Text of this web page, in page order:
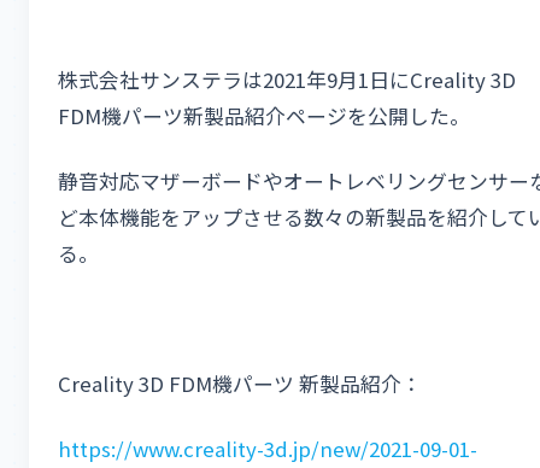
株式会社サンステラは2021年9月1日にCreality 3D
FDM機パーツ新製品紹介ページを公開した。
静音対応マザーボードやオートレベリングセンサー
ど本体機能をアップさせる数々の新製品を紹介して
る。
Creality 3D FDM機パーツ 新製品紹介：
https://www.creality-3d.jp/new/2021-09-01-